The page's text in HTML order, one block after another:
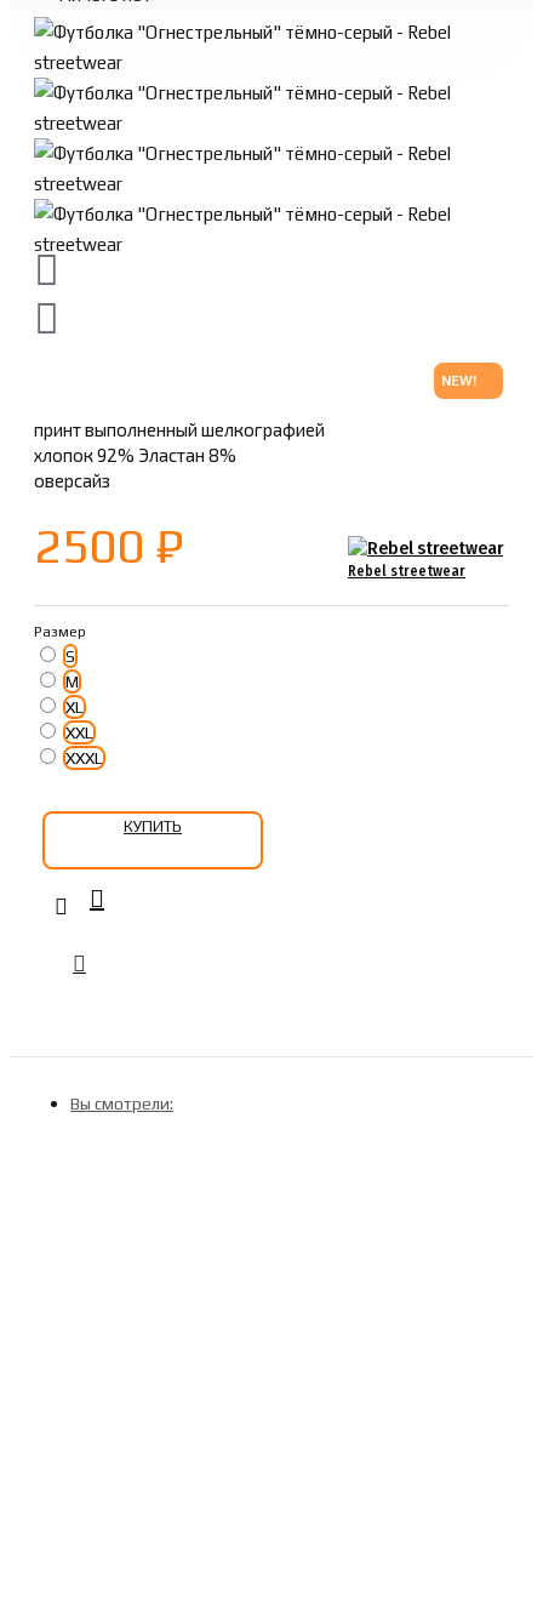
NEW!
принт выполненный шелкографией
хлопок 92% Эластан 8%
оверсайз
2500 ₽ Rebel streetwear
Размер
S
M
XL
XXL
XXXL
КУПИТЬ
Вы смотрели: